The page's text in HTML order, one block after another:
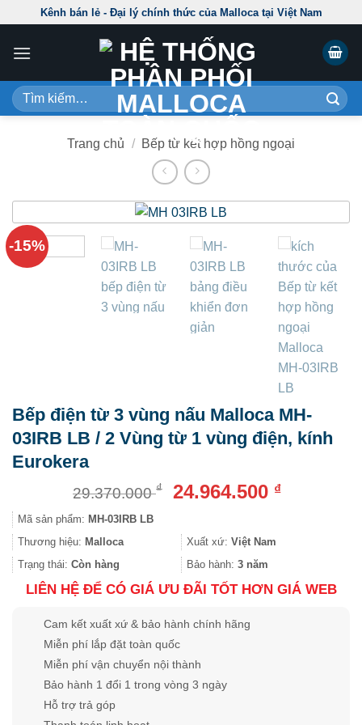
content
Kênh bán lẻ - Đại lý chính thức của Malloca tại Việt Nam
Tìm
kiếm:
Trang chủ / Bếp từ kết hợp hồng ngoại
-15%
Bếp điện từ 3 vùng nấu Malloca MH-
03IRB LB / 2 Vùng từ 1 vùng điện, kính
Eurokera
29.370.000₫
Giá
29.370.000 ₫.
24.964.500 ₫Giá
Mã sản phẩm: MH-03IRB LB
Thương hiệu: Malloca Xuất xứ: Việt Nam
Trạng thái: Còn hàng Bảo hành: 3 năm
LIÊN HỆ ĐỂ CÓ GIÁ ƯU ĐÃI TỐT HƠN GIÁ WEB
Cam kết xuất xứ & bảo hành chính hãng
Miễn phí lắp đặt toàn quốc
Miễn phí vận chuyển nội thành
Bảo hành 1 đổi 1 trong vòng 3 ngày
Hỗ trợ trả góp